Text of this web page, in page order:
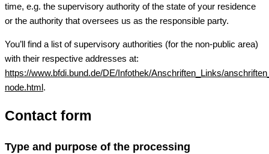
time, e.g. the supervisory authority of the state of your residence
or the authority that oversees us as the responsible party.
You’ll find a list of supervisory authorities (for the non-public area)
with their respective addresses at:
https://www.bfdi.bund.de/DE/Infothek/Anschriften_Links/
node.html.
Contact form
Type and purpose of the processing